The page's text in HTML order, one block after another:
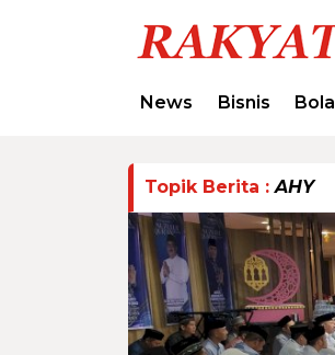
News Bisnis Bola
Topik Berita :AHY